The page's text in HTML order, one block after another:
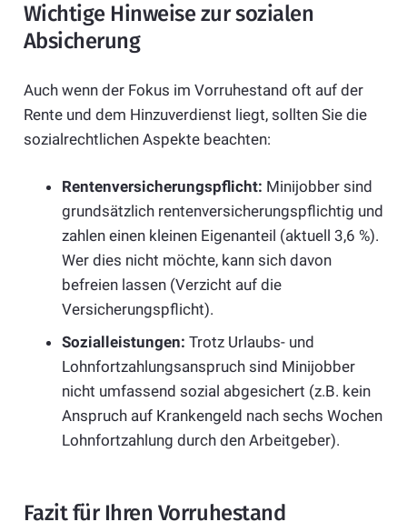
Wichtige Hinweise zur sozialen
Absicherung
Auch wenn der Fokus im Vorruhestand oft auf der
Rente und dem Hinzuverdienst liegt, sollten Sie die
sozialrechtlichen Aspekte beachten:
Rentenversicherungspflicht: Minijobber sind
grundsätzlich rentenversicherungspflichtig und
zahlen einen kleinen Eigenanteil (aktuell 3,6 %).
Wer dies nicht möchte, kann sich davon
befreien lassen (Verzicht auf die
Versicherungspflicht).
Sozialleistungen: Trotz Urlaubs- und
Lohnfortzahlungsanspruch sind Minijobber
nicht umfassend sozial abgesichert (z.B. kein
Anspruch auf Krankengeld nach sechs Wochen
Lohnfortzahlung durch den Arbeitgeber).
Fazit für Ihren Vorruhestand